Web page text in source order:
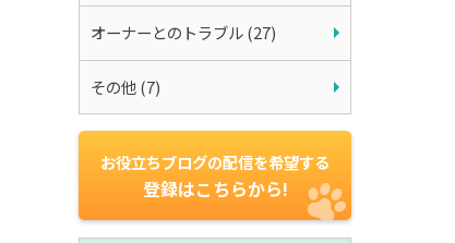
オーナーとのトラブル (27)
その他 (7)
お役立ちブログの配信を希望する
登録はこちらから!